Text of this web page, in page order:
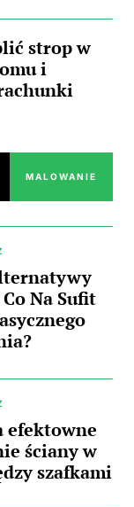
strop w
i
MALOWANIE
Na Sufit
efektowne
ściany w
szafkami